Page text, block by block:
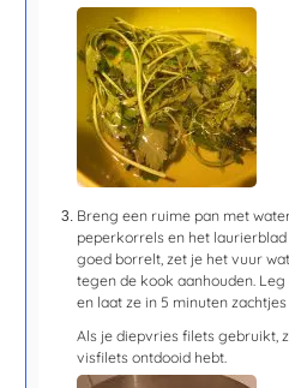
Breng een ruime pan met
peperkorrels en het
goed borrelt, zet je het vuur
tegen de kook aanhouden.
en laat ze in 5 minuten zachtjes
Als je diepvries filets gebruikt,
visfilets ontdooid hebt.